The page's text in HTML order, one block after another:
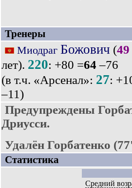
Тренеры
Миодраг Божович (49
лет). 220: +80 =64 –76
(в т.ч. «Арсенал»: 27:
–11)
Предупреждены
Дриусси.
Удалён Горбатенко
Статистика
Средний